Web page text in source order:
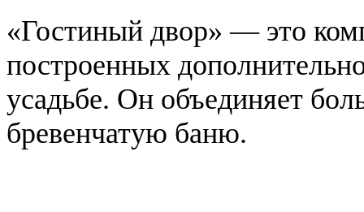
«Гостиный двор» — это
построенных
усадьбе. Он объединяет
бревенчатую баню.